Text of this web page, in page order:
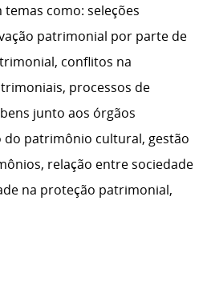
como: seleções
patrimonial por parte de
conflitos na
processos de
junto aos órgãos
do patrimônio cultural, gestão
relação entre sociedade
na proteção patrimonial,